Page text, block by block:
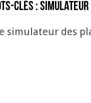
clés :Simulateur
simulateur des